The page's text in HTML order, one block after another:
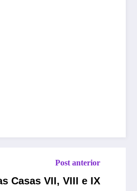
Post anterior
Casas VII, VIII e IX